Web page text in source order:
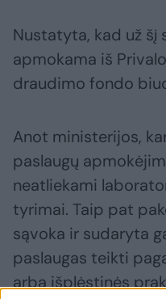
Nustatyta, kad už šį
apmokama iš
draudimo fondo
Anot ministerijos,
paslaugų
neatliekami
tyrimai. Taip pat
sąvoka ir sudaryta
paslaugas teikti
arba išplėstinės